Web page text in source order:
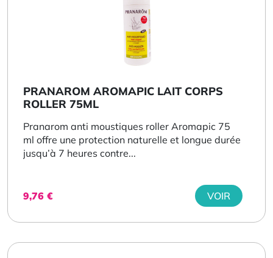
PRANAROM AROMAPIC LAIT CORPS
ROLLER 75ML
Pranarom anti moustiques roller Aromapic 75
ml offre une protection naturelle et longue durée
jusqu’à 7 heures contre...
9,76 € VOIR